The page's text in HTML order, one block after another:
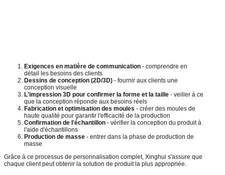
Exigences en matière de communication - comprendre en
détail les besoins des clients
Dessins de conception (2D/3D) - fournir aux clients une
conception visuelle
L'impression 3D pour confirmer la forme et la taille - veiller à ce
que la conception réponde aux besoins réels
Fabrication et optimisation des moules - créer des moules de
haute qualité pour garantir l'efficacité de la production
Confirmation de l'échantillon - vérifier la conception du produit à
l'aide d'échantillons
Production de masse - entrer dans la phase de production de
masse
Grâce à ce processus de personnalisation complet, Xinghui s'assure que
chaque client peut obtenir la solution de produit la plus appropriée.